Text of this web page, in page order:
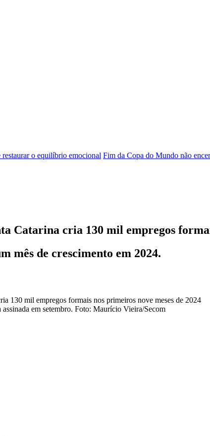
restaurar o equilíbrio emocional Fim da Copa do Mundo não
Catarina cria 130 mil empregos
mês de crescimento em 2024.
em setembro. Foto: Maurício Vieira/Secom